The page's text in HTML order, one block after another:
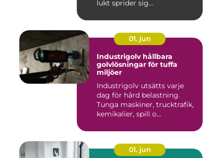
lukt sprider sig...
01. jun
Industrigolv hållbara
golvlösningar för tuffa
miljöer
Industrigolv utsätts varje
dag för hård belastning.
Tunga maskiner, trucktrafik,
kemikalier, spill o...
01. jun